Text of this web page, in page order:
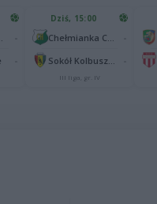
Dziś, 15:00
III liga, gr. IV